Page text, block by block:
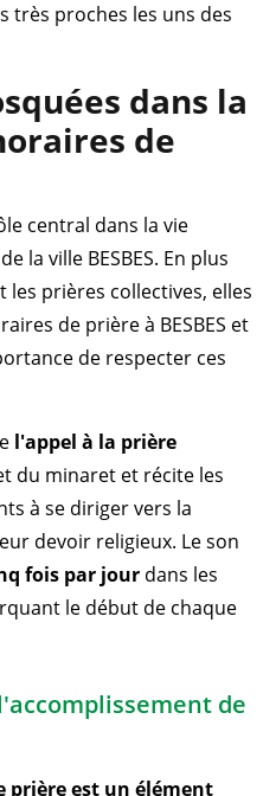
très proches les uns des
dans la
de
central dans la vie
la ville BESBES. En plus
prières collectives, elles
de prière à BESBES et
de respecter ces
l'appel à la prière
du minaret et récite les
à se diriger vers la
devoir religieux. Le son
fois par jour dans les
le début de chaque
de
prière est un élément